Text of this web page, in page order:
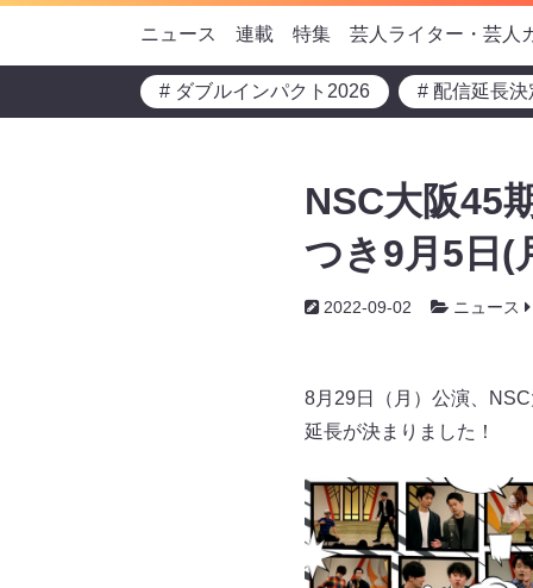
ニュース 連載 特集 芸人ライター・芸人
# ダブルインパクト2026 # 配信延長決
NSC大阪45
つき9月5日(
2022-09-02 ニュース
8月29日（月）公演、
延長が決まりました！